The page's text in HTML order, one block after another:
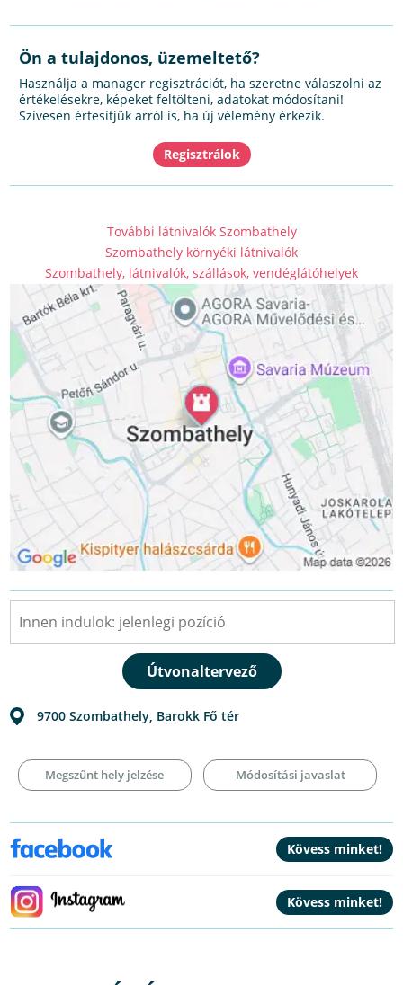
Ön a tulajdonos, üzemeltető?
Használja a manager regisztrációt, ha szeretne válaszolni az
értékelésekre, képeket feltölteni, adatokat módosítani!
Szívesen értesítjük arról is, ha új vélemény érkezik.
További látnivalók Szombathely
Szombathely környéki látnivalók
Szombathely, látnivalók, szállások, vendéglátóhelyek
9700 Szombathely Barokk Fő tér
Megszűnt hely jelzése Módosítási javaslat